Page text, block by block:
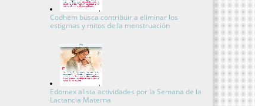
Codhem busca contribuir a eliminar los
estigmas y mitos de la menstruación
Edomex alista actividades por la Semana de la
Lactancia Materna